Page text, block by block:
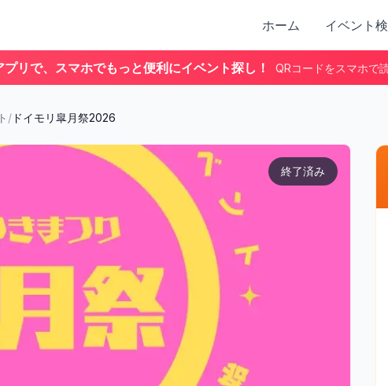
ホーム イベント
プリで、スマホでもっと便利にイベント探し！ QRコードをスマホで
/ ドイモリ皐月祭2026
終了済み